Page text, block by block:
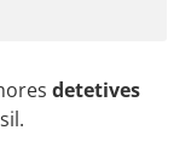
detetives